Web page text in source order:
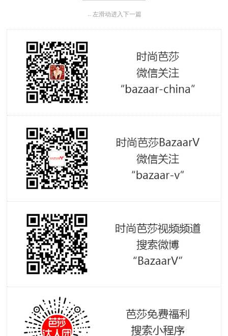
← 左滑动进入下一篇